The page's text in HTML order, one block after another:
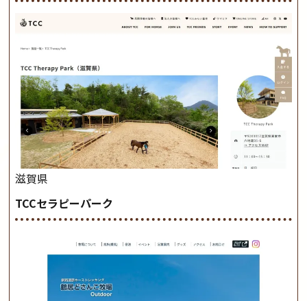
滋賀県
TCCセラピーパーク